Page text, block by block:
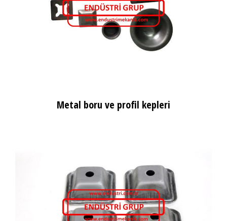
Metal boru ve profil kepleri